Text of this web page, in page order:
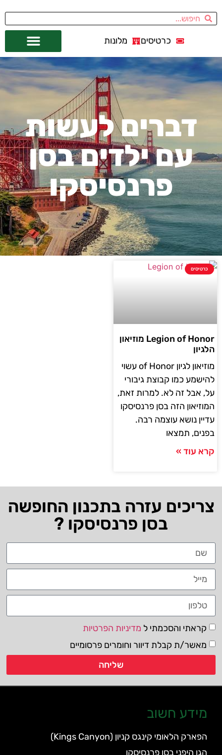
כרטיסים מלונות
דברים לעשות
עם ילדים בסן
פרנסיסקו
כרטיסים
Legion of Honor מוזיאון
הלגיון
מוזיאון לגיון of Honor עשוי
להישמע כמו קבוצת גיבורי
על, אבל זה לא. למרות זאת,
המוזיאון הזה בסן פרנסיסקו
עדיין נושא עוצמה רבה.
בפנים, תמצאו
קרא עוד »
צריכים עזרה בתכנון החופשה
בסן פרנסיסקו ?
קראתי והסכמתי ל מדיניות הפרטיות
מאשר/ת קבלת דיוור וחומרים פרסומיים
שליחה
מידע חשוב
הפארק הלאומי קינגס קניון (Kings Canyon)
הגן היפני בסן פרנסיסקו